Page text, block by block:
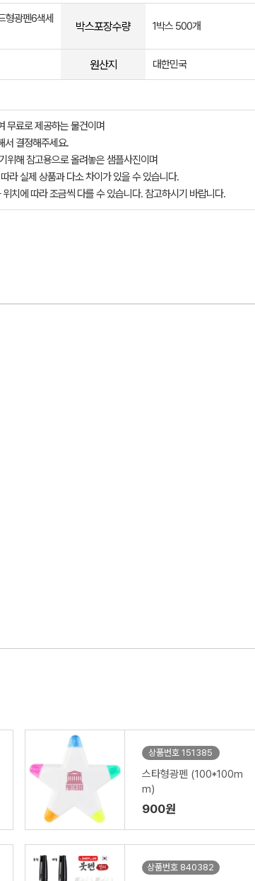
형광펜6색세
박스포장수량 1박스 500개
원산지 대한민국
무료로 제공하는 물건이며
서 결정해주세요.
위해 참고용으로 올려놓은 샘플사진이며
라 실제 상품과 다소 차이가 있을 수 있습니다.
치에 따라 조금씩 다를 수 있습니다. 참고하시기 바랍니다.
상품번호 151385
스타형광펜 (100*100m
m)
900원
상품번호 840382